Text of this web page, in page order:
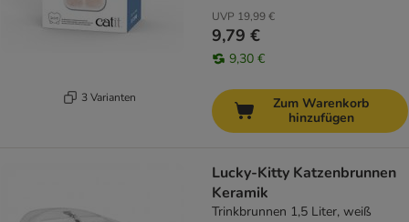
3 Varianten
UVP 19,99 €
9,79 €
9,30 €
Zum Warenkorb
hinzufügen
Lucky-Kitty Katzenbrunnen
Keramik
Trinkbrunnen 1,5 Liter, weiß